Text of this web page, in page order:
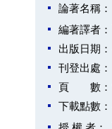
論著名稱：
編著譯者：
出版日期：
刊登出處：
頁 數：
下載點數：